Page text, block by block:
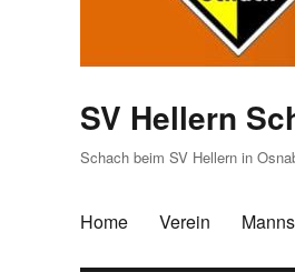
SV Hellern
Schach beim SV Hellern in
Home Verein